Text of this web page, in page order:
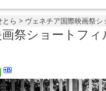
とら > ヴェネチア国際映画祭
祭ショートフ